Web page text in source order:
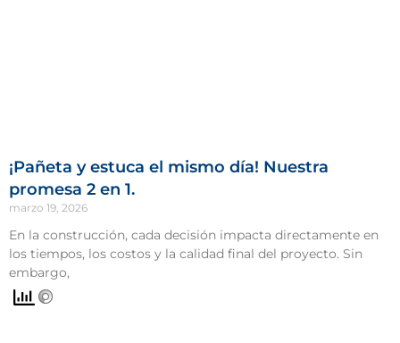
¡Pañeta y estuca el mismo día! Nuestra
promesa 2 en 1.
marzo 19, 2026
En la construcción, cada decisión impacta directamente en
los tiempos, los costos y la calidad final del proyecto. Sin
embargo,